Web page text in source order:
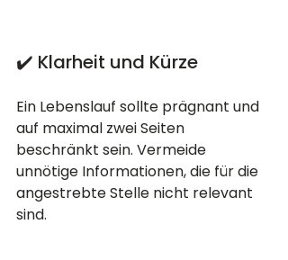
✔️ Klarheit und Kürze
Ein Lebenslauf sollte prägnant und
auf maximal zwei Seiten
beschränkt sein. Vermeide
unnötige Informationen, die für die
angestrebte Stelle nicht relevant
sind.